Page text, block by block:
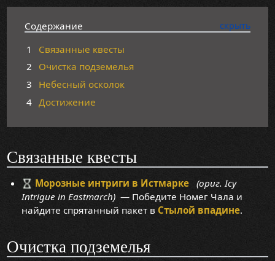
Содержание
1
Связанные квесты
2
Очистка подземелья
3
Небесный осколок
4
Достижение
Связанные квесты
Морозные интриги в Истмарке (ориг. Icy
Intrigue in Eastmarch) — Победите Номег Чала и
найдите спрятанный пакет в Стылой впадине.
Очистка подземелья